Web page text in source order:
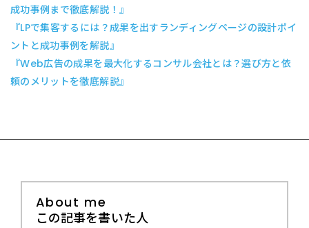
成功事例まで徹底解説！』
『LPで集客するには？成果を出すランディングページの設計ポイ
ントと成功事例を解説』
『Web広告の成果を最大化するコンサル会社とは？選び方と依
頼のメリットを徹底解説』
About me
この記事を書いた人